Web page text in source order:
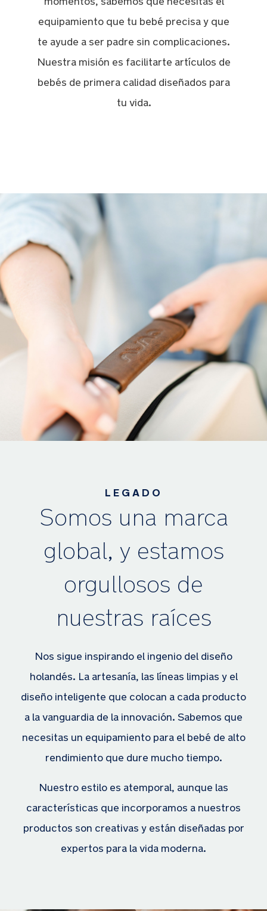
equipamiento que tu bebé precisa y que
te ayude a ser padre sin complicaciones.
Nuestra misión es facilitarte artículos de
bebés de primera calidad diseñados para
tu vida.
LEGADO
Somos una marca
global, y estamos
orgullosos de
nuestras raíces
Nos sigue inspirando el ingenio del diseño
holandés. La artesanía, las líneas limpias y el
diseño inteligente que colocan a cada producto
a la vanguardia de la innovación. Sabemos que
necesitas un equipamiento para el bebé de alto
rendimiento que dure mucho tiempo.
Nuestro estilo es atemporal, aunque las
características que incorporamos a nuestros
productos son creativas y están diseñadas por
expertos para la vida moderna.